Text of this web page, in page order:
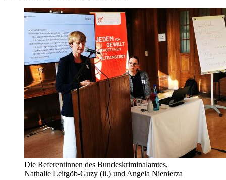
Die Referentinnen des Bundeskriminalamtes,
Nathalie Leitgöb-Guzy (li.) und Angela Nienierza